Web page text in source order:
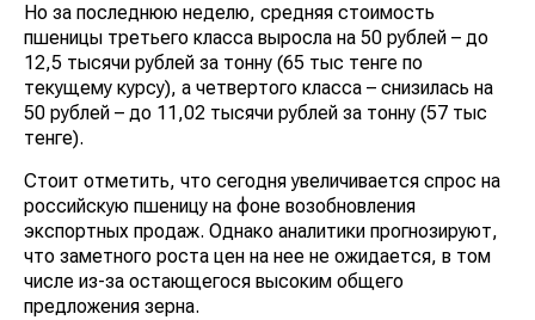
Но за последнюю неделю, средняя стоимость
пшеницы третьего класса выросла на 50 рублей – до
12,5 тысячи рублей за тонну (65 тыс тенге по
текущему курсу), а четвертого класса – снизилась на
50 рублей – до 11,02 тысячи рублей за тонну (57 тыс
тенге).
Стоит отметить, что сегодня увеличивается спрос на
российскую пшеницу на фоне возобновления
экспортных продаж. Однако аналитики прогнозируют,
что заметного роста цен на нее не ожидается, в том
числе из-за остающегося высоким общего
предложения зерна.